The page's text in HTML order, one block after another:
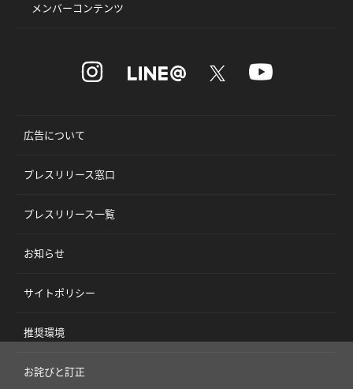
メンバーコンテンツ
広告について
プレスリリース窓口
プレスリリース一覧
お知らせ
サイトポリシー
推奨環境
お詫びと訂正